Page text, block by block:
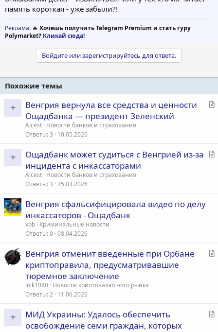
память короткая - уже забыли?!
Реклама: 🔥 Хочешь получить Telegram Premium и стать гуру
Polymarket? Кликай сюда!
Войдите или зарегистрируйтесь для ответа.
Похожие темы
С
я
Венгрия вернула все средства и ценности
Ощадбанка — президент Зеленский
Alcest Новости банков и страхования
Ответы 3 10.05.2026
С
Ощадбанк может судиться с Венгрией из-за
инцидента с инкассаторами
Alcest Новости банков и страхования
Ответы 3 25.03.2026
Венгрия сфальсифицировала видео по делу
инкассаторов - Ощадбанк
xbb Криминальные новости
Ответы 0 08.04.2026
С
Венгрия отменит введенные при Орбане
криптоправила, предусматривавшие
тюремное заключение
inik1080 Новости криптовалютного рынка
Ответы 2 11.06.2026
С
МИД Украины: Удалось обеспечить
освобождение семи граждан, которых